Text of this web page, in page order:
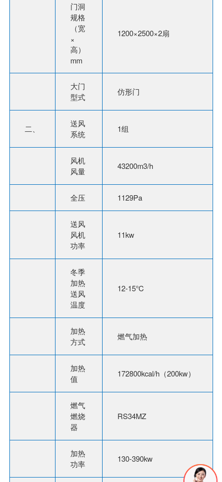
门洞
规格
（宽
×
高）
mm
1200×2500×2扇
大门
型式
仿形门
二、
送风
系统
1组
风机
风量
43200m3/h
全压 1129Pa
送风
风机
功率
11kw
冬季
加热
送风
温度
12-15℃
加热
方式
燃气加热
加热
值
172800kcal/h（200kw）
燃气
燃烧
器
RS34MZ
加热
功率
130-390kw